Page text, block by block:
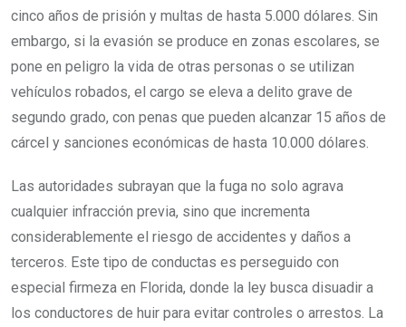
cinco años de prisión y multas de hasta 5.000 dólares. Sin
embargo, si la evasión se produce en zonas escolares, se
pone en peligro la vida de otras personas o se utilizan
vehículos robados, el cargo se eleva a delito grave de
segundo grado, con penas que pueden alcanzar 15 años de
cárcel y sanciones económicas de hasta 10.000 dólares.
Las autoridades subrayan que la fuga no solo agrava
cualquier infracción previa, sino que incrementa
considerablemente el riesgo de accidentes y daños a
terceros. Este tipo de conductas es perseguido con
especial firmeza en Florida, donde la ley busca disuadir a
los conductores de huir para evitar controles o arrestos. La